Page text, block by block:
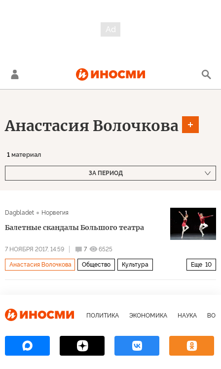
Анастасия Волочкова
1 материал
ЗА ПЕРИОД
Dagbladet Норвегия
Балетные скандалы Большого театра
7 НОЯБРЯ 2017, 14:59 7 6525
Еще 10
Анастасия Волочкова Общество Культура
домогательства
Дело Вайнштейна
ПОЛИТИКА ЭКОНОМИКА НАУКА